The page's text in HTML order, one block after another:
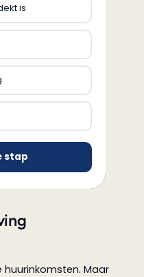
is
stap
huurinkomsten. Maar